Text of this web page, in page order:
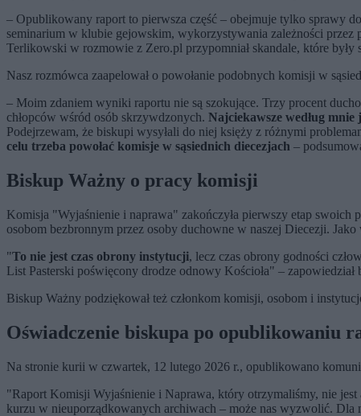
– Opublikowany raport to pierwsza część – obejmuje tylko sprawy
seminarium w klubie gejowskim, wykorzystywania zależności
Terlikowski w rozmowie z Zero.pl przypomniał skandale, które były
Nasz rozmówca zaapelował o powołanie podobnych komisji w
– Moim zdaniem wyniki raportu nie są szokujące. Trzy procent
chłopców wśród osób skrzywdzonych. Najciekawsze według mnie
Podejrzewam, że biskupi wysyłali do niej księży z różnymi
celu trzeba powołać komisje w sąsiednich diecezjach –
Biskup Ważny o pracy komisji
Komisja "Wyjaśnienie i naprawa" zakończyła pierwszy etap
osobom bezbronnym przez osoby duchowne w naszej Diecezji.
"To nie jest czas obrony instytucji, lecz czas obrony godności
List Pasterski poświęcony drodze odnowy Kościoła" – zapowiedział
Biskup Ważny podziękował też członkom komisji, osobom i
Oświadczenie biskupa po opublikowaniu
Na stronie kurii w czwartek, 12 lutego 2026 r., opublikowano
"Raport Komisji Wyjaśnienie i Naprawa, który otrzymaliśmy, nie
kurzu w nieuporządkowanych archiwach – może nas wyzwolić. Dla